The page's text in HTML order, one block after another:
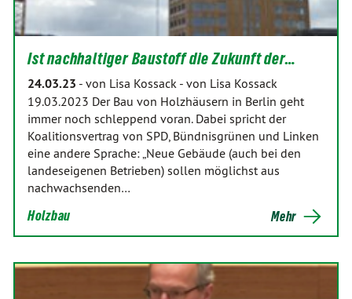
Ist nachhaltiger Baustoff die Zukunft der…
24.03.23 - von Lisa Kossack - von Lisa Kossack
19.03.2023 Der Bau von Holzhäusern in Berlin geht
immer noch schleppend voran. Dabei spricht der
Koalitionsvertrag von SPD, Bündnisgrünen und Linken
eine andere Sprache: „Neue Gebäude (auch bei den
landeseigenen Betrieben) sollen möglichst aus
nachwachsenden…
Holzbau Mehr